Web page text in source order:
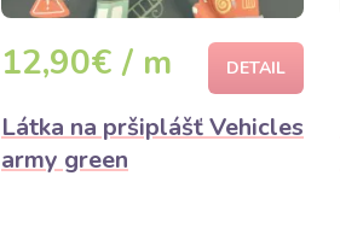
12,90€ / m DETAIL
Látka na pršiplášť Vehicles
army green